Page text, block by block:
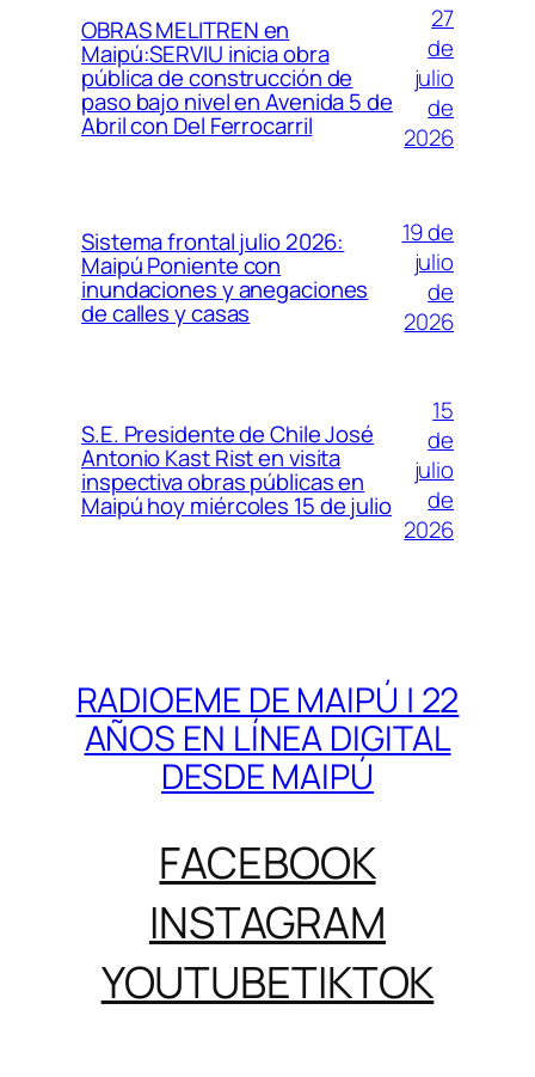
OBRAS MELITREN en
Maipú:SERVIU inicia obra
pública de construcción de
paso bajo nivel en Avenida 5 de
Abril con Del Ferrocarril
27
de
julio
de
2026
Sistema frontal julio 2026:
Maipú Poniente con
inundaciones y anegaciones
de calles y casas
19 de
julio
de
2026
S.E. Presidente de Chile José
Antonio Kast Rist en visita
inspectiva obras públicas en
Maipú hoy miércoles 15 de julio
15
de
julio
de
2026
RADIOEME DE MAIPÚ | 22
AÑOS EN LÍNEA DIGITAL
DESDE MAIPÚ
FACEBOOK
INSTAGRAM
YOUTUBETIKTOK